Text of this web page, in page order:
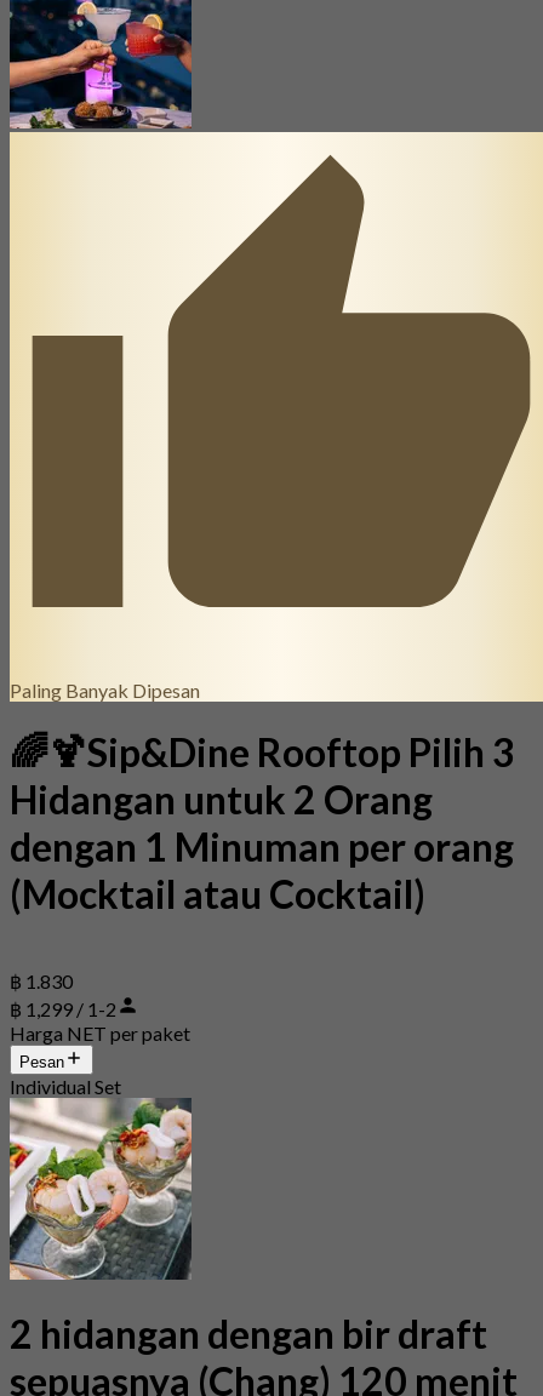
Paling Banyak Dipesan
🌈🍹Sip&Dine Rooftop Pilih 3
Hidangan untuk 2 Orang
dengan 1 Minuman per orang
(Mocktail atau Cocktail)
฿ 1.830
฿ 1,299 / 1-2
Harga NET per paket
Pesan
Individual Set
2 hidangan dengan bir draft
sepuasnya (Chang) 120 menit